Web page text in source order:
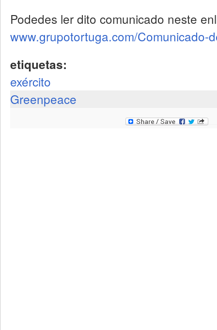
Podedes ler dito comunicado neste
www.grupotortuga.com/Comunicado-
etiquetas:
exército